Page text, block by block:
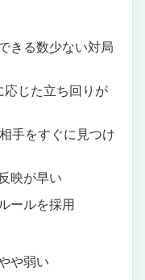
きる数少ない対局
応じた立ち回りが
手をすぐに見つけ
映が早い
ールを採用
や弱い